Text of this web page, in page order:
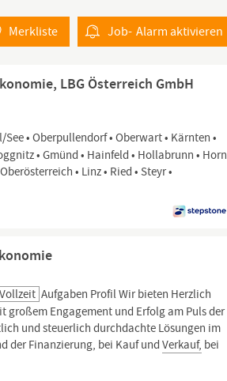
Job- Alarmaktivieren
Merkliste
LBG Österreich GmbH
See • Oberpullendorf • Oberwart • Kärnten •
• Gmünd • Hainfeld • Hollabrunn • Horn
• Linz • Ried • Steyr •
Vollzeit Aufgaben Profil Wir bieten Herzlich
großem Engagement und Erfolg am Puls der
und steuerlich durchdachte Lösungen im
der Finanzierung, bei Kauf undVerkauf, bei